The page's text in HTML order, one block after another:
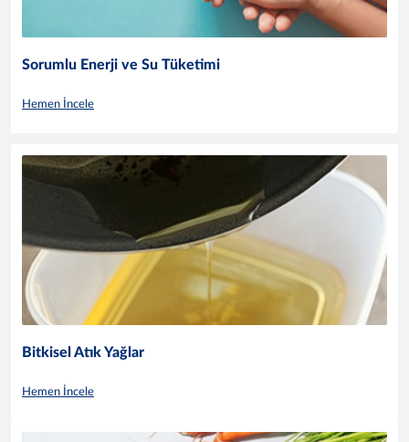
Sorumlu Enerji ve Su Tüketimi
Hemen İncele
Bitkisel Atık Yağlar
Hemen İncele